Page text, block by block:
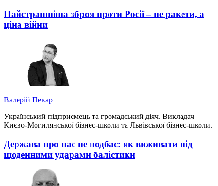
Найстрашніша зброя проти Росії – не ракети, а
ціна війни
Валерій Пекар
Український підприємець та громадський діяч. Викладач
Києво-Могилянської бізнес-школи та Львівської бізнес-школи.
Держава про нас не подбає: як виживати під
щоденними ударами балістики